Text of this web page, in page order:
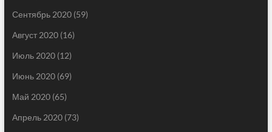
Сентябрь 2020(59)
Август 2020(16)
Июль 2020(12)
Июнь 2020(69)
Май 2020(65)
Апрель 2020(73)